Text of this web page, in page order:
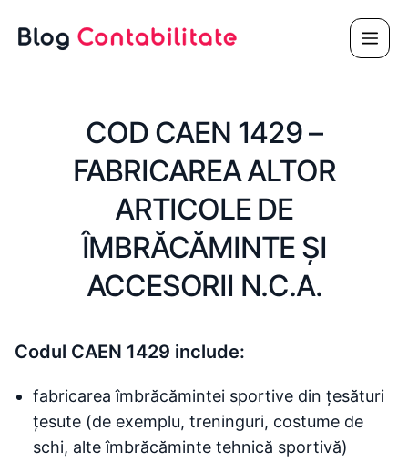
COD CAEN 1429 –
FABRICAREA ALTOR
ARTICOLE DE
ÎMBRĂCĂMINTE ŞI
ACCESORII N.C.A.
Codul CAEN 1429 include:
fabricarea îmbrăcămintei sportive din țesături
țesute (de exemplu, treninguri, costume de
schi, alte îmbrăcăminte tehnică sportivă)